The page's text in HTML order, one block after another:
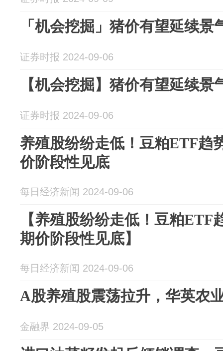
「机会挖掘」猪价有望延续景
证券时报 2024-09-06
【机会挖掘】猪价有望延续景
证券时报 2024-09-06
养殖股纷纷走低！豆粕ETF趋
价阶段性见底
每日经济新闻 2024-09-06
【养殖股纷纷走低！豆粕ETF
期价阶段性见底】
每日经济新闻 2024-09-06
A股养殖股震荡拉升，华英农
金融界 2024-09-05